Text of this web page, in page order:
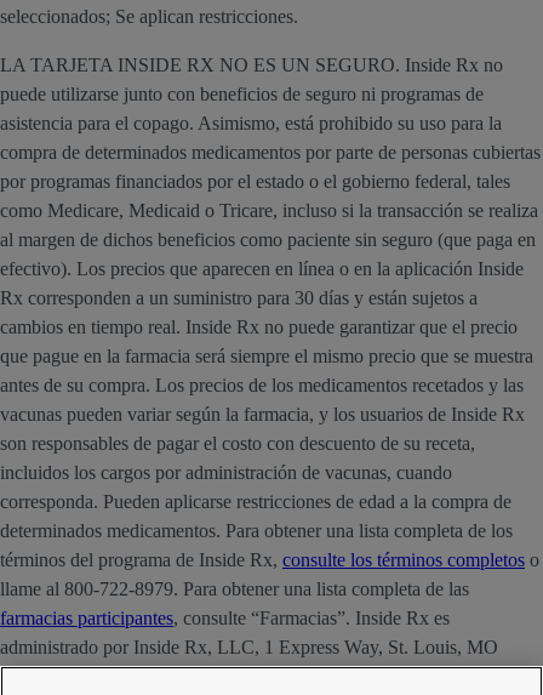
seleccionados; Se aplican restricciones.
LA TARJETA INSIDE RX NO ES UN SEGURO. Inside Rx no
puede utilizarse junto con beneficios de seguro ni programas de
asistencia para el copago. Asimismo, está prohibido su uso para la
compra de determinados medicamentos por parte de personas cubiertas
por programas financiados por el estado o el gobierno federal, tales
como Medicare, Medicaid o Tricare, incluso si la transacción se realiza
al margen de dichos beneficios como paciente sin seguro (que paga en
efectivo). Los precios que aparecen en línea o en la aplicación Inside
Rx corresponden a un suministro para 30 días y están sujetos a
cambios en tiempo real. Inside Rx no puede garantizar que el precio
que pague en la farmacia será siempre el mismo precio que se muestra
antes de su compra. Los precios de los medicamentos recetados y las
vacunas pueden variar según la farmacia, y los usuarios de Inside Rx
son responsables de pagar el costo con descuento de su receta,
incluidos los cargos por administración de vacunas, cuando
corresponda. Pueden aplicarse restricciones de edad a la compra de
determinados medicamentos. Para obtener una lista completa de los
términos del programa de Inside Rx, consulte los términos completos o
llame al 800-722-8979. Para obtener una lista completa de las
farmacias participantes, consulte “Farmacias”. Inside Rx es
administrado por Inside Rx, LLC, 1 Express Way, St. Louis, MO